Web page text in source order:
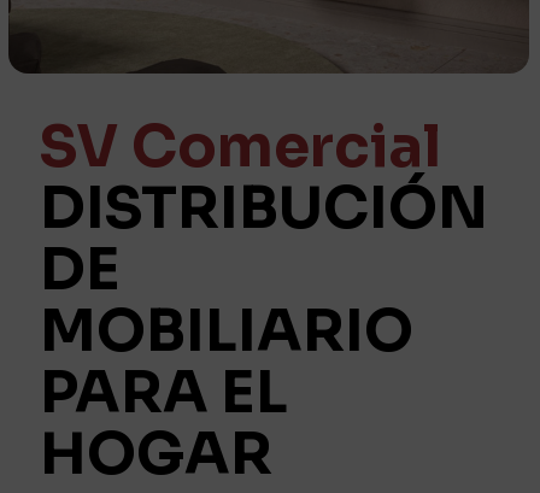
SV Comercial
DISTRIBUCIÓN
DE
MOBILIARIO
PARA EL
HOGAR